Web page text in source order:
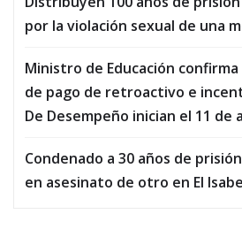
por la violación sexual de una
Ministro de Educación
de pago de retroactivo e
De Desempeño inician el 11 de
Condenado a 30 años de
en asesinato de otro en El